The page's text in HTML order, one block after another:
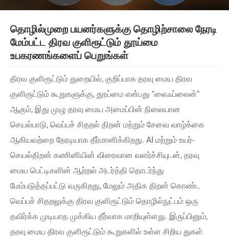
தொழில்முறை பயனர்களுக்கு தொழிற்சாலை நேரடி
மேம்பட்ட திரவ குளிரூட்டும் தூய்மை
உபகரணங்களைப் பெறுங்கள்
திரவ குளிரூட்டும் துறையில், குறிப்பாக தரவு மைய திரவ
குளிரூட்டும் கூறுகளுக்கு, தூய்மை என்பது "லைஃப்லைன்"
ஆகும், இது முழு தரவு மைய அமைப்பின் நிலையான
செயல்பாடு, வெப்பச் சிதறல் திறன் மற்றும் சேவை வாழ்க்கை
ஆகியவற்றை நேரடியாக தீர்மானிக்கிறது. AI மற்றும் உயர்-
செயல்திறன் கணினியின் விரைவான வளர்ச்சியுடன், தரவு
மைய பெட்டிகளின் ஆற்றல் அடர்த்தி தொடர்ந்து
மேம்படுத்தப்பட்டு வருகிறது, மேலும் அதிக திறன் கொண்ட
வெப்பச் சிதறலுக்கு திரவ குளிரூட்டும் தொழில்நுட்பம் ஒரு
தவிர்க்க முடியாத முக்கிய தீர்வாக மாறியுள்ளது. இருப்பினும்,
தரவு மைய திரவ குளிரூட்டும் கூறுகளில் உள்ள சிறிய துகள்